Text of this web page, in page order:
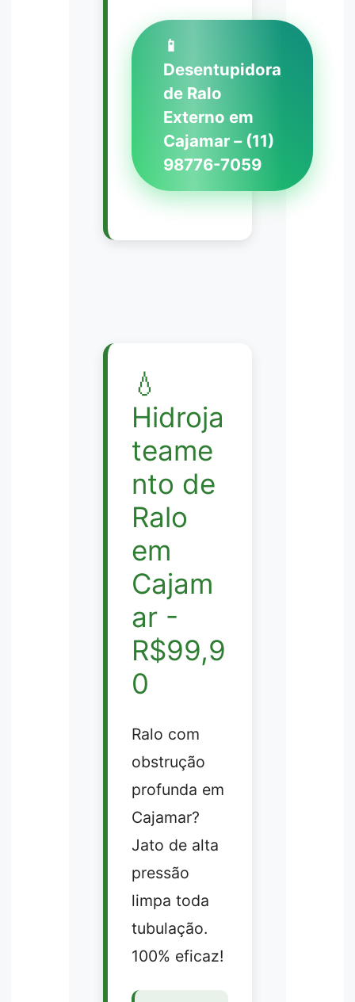
📱
Desentupidora
de Ralo
Externo em
Cajamar – (11)
98776-7059
💧
Hidroja
teame
nto de
Ralo
em
Cajam
ar -
R$99,9
0
Ralo com
obstrução
profunda em
Cajamar?
Jato de alta
pressão
limpa toda
tubulação.
100% eficaz!